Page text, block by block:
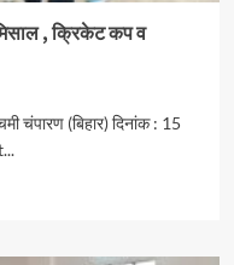
, क्रिकेट कप व
चंपारण (बिहार) दिनांक : 15